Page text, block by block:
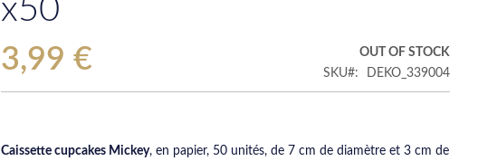
x50
3,99 €
OUT OF STOCK
SKU
DEKO_339004
Caissette cupcakes Mickey, en papier, 50 unités, de 7 cm de diamètre et 3 cm de